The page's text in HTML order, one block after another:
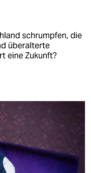
schrumpfen, die
überalterte
eine Zukunft?